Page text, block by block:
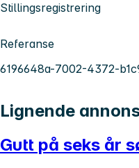
Stillingsregistrering
Referanse
6196648a-7002-4372-
Lignende
Gutt på seks år